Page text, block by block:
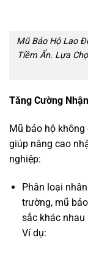
Mũ Bảo Hộ Lao
Tiềm Ẩn. Lựa
Tăng Cường
Mũ bảo hộ
giúp nâng cao
nghiệp:
Phân loại
trường, mũ
sắc khác
Ví dụ: